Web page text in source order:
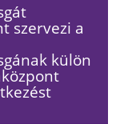
szervezi a
külön